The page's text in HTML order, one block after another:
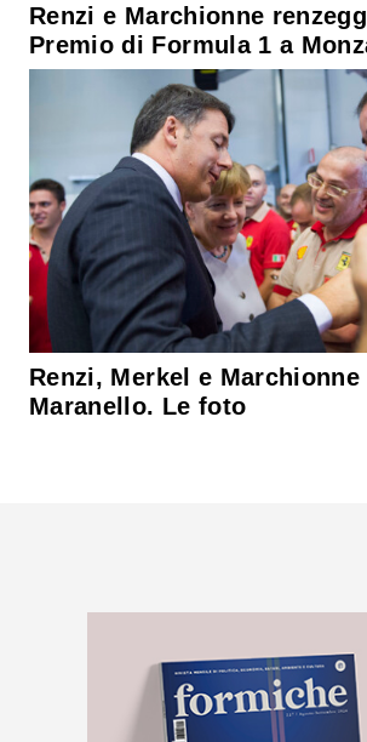
Renzi e Marchionne
Premio di Formula 1 a
Renzi, Merkel e
Maranello. Le foto